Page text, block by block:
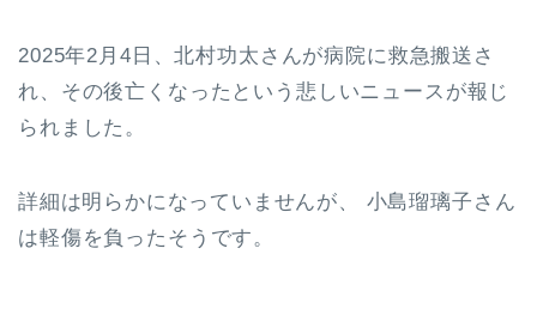
2025年2月4日、北村功太さんが病院に救急搬送さ
れ、その後亡くなったという悲しいニュースが報じ
られました。
詳細は明らかになっていませんが、 小島瑠璃子さん
は軽傷を負ったそうです。